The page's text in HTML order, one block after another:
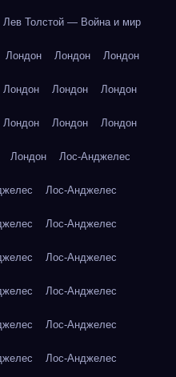
Лев Толстой — Война и мир
Лондон Лондон Лондон
Лондон Лондон Лондон
Лондон Лондон Лондон
Лондон Лос-Анджелес
Лос-Анджелес
Лос-Анджелес
Лос-Анджелес
Лос-Анджелес
Лос-Анджелес
Лос-Анджелес